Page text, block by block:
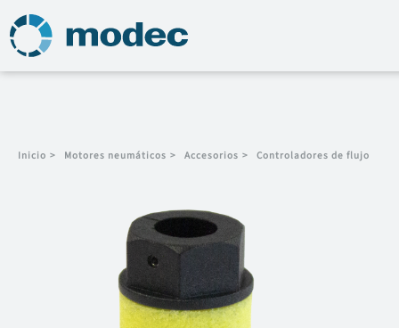
Inicio > Motores neumáticos > Accesorios > Controladores de flujo